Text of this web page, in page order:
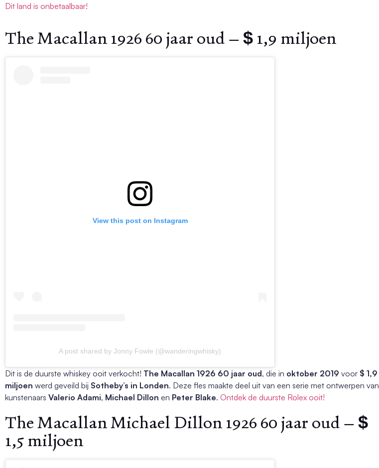
Dit land is onbetaalbaar!
The Macallan 1926 60 jaar oud – $ 1,9 miljoen
View this post on Instagram
A post shared by Jonny Fowle (@wanderingwhisky)
Dit is de duurste whiskey ooit verkocht! The Macallan 1926 60 jaar oud, die in oktober 2019 voor $ 1,9
miljoen werd geveild bij Sotheby’s in Londen. Deze fles maakte deel uit van een serie met ontwerpen van
kunstenaars Valerio Adami, Michael Dillon en Peter Blake. Ontdek de duurste Rolex ooit!
The Macallan Michael Dillon 1926 60 jaar oud – $
1,5 miljoen